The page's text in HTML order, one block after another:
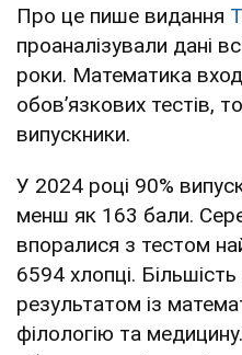
Про це пише видання
проаналізували дані
роки. Математика
обовʼязкових тестів,
випускники.
У 2024 році 90%
менш як 163 бали.
впоралися з тестом
6594 хлопці.
результатом із
філологію та